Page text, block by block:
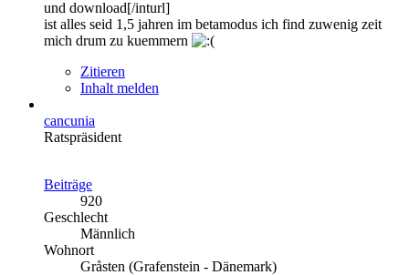
und download[/inturl]
ist alles seid 1,5 jahren im betamodus ich find zuwenig zeit
mich drum zu kuemmern
Zitieren
Inhalt melden
cancunia
Ratspräsident
Beiträge
920
Geschlecht
Männlich
Wohnort
Gråsten (Grafenstein - Dänemark)